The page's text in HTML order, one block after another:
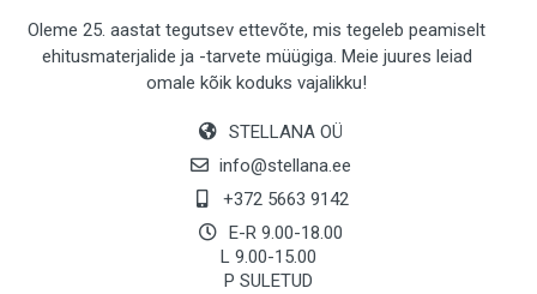
Oleme 25. aastat tegutsev ettevõte, mis tegeleb peamiselt
ehitusmaterjalide ja -tarvete müügiga. Meie juures leiad
omale kõik koduks vajalikku!
STELLANA OÜ
info@stellana.ee
+372 5663 9142
E-R 9.00-18.00
L 9.00-15.00
P SULETUD